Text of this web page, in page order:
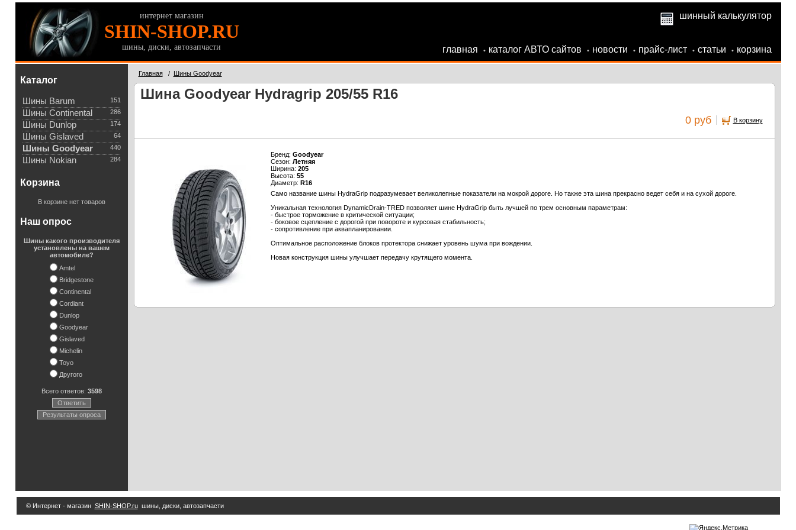
интернет магазин
SHIN-SHOP.RU
шины, диски, автозапчасти
шинный калькулятор
главная • каталог АВТО сайтов • новости • прайс-лист • статьи • корзина
Каталог
151
Шины Barum
286
Шины Continental
174
Шины Dunlop
64
Шины Gislaved
440
Шины Goodyear
284
Шины Nokian
Корзина
В корзине нет товаров
Наш опрос
Шины какого производителя
установлены на вашем
автомобиле?
Amtel
Bridgestone
Continental
Cordiant
Dunlop
Goodyear
Gislaved
Michelin
Toyo
Другого
Всего ответов: 3598
Ответить
Результаты опроса
Главная/ Шины Goodyear
Шина Goodyear Hydragrip 205/55 R16
0 руб В корзину
Бренд: Goodyear
Сезон: Летняя
Ширина: 205
Высота: 55
Диаметр: R16
Само название шины HydraGrip подразумевает великолепные показатели на мокрой дороге. Но также эта шина прекрасно ведет себя и на сухой дороге.
Уникальная технология DynamicDrain-TRED позволяет шине HydraGrip быть лучшей по трем основным параметрам:
- быстрое торможение в критической ситуации;
- боковое сцепление с дорогой при повороте и курсовая стабильность;
- сопротивление при аквапланировании.
Оптимальное расположение блоков протектора снижает уровень шума при вождении.
Новая конструкция шины улучшает передачу крутящего момента.
© Интернет - магазин SHIN-SHOP.ruшины, диски, автозапчасти